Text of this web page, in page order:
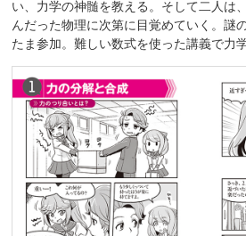
い、力学の神髄を教える。そして二人は
んだった物理に次第に目覚めていく。謎
たま参加。難しい数式を使った講義で力